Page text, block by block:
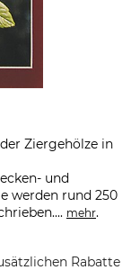
Ziergehölze in
und
werden rund 250
mehr.
Rabatte